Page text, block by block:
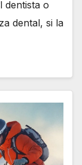
dentista o
dental, si la